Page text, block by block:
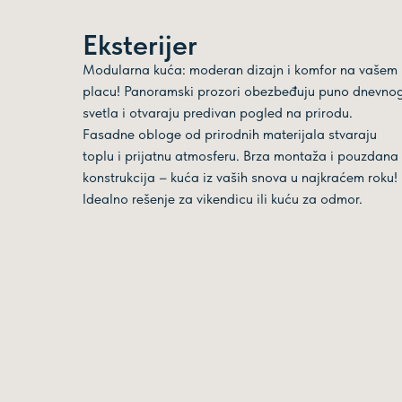
Eksterijer
Modularna kuća: moderan dizajn i komfor na vašem
placu! Panoramski prozori obezbeđuju puno
svetla i otvaraju predivan pogled na prirodu.
Fasadne obloge od prirodnih materijala stvaraju
toplu i prijatnu atmosferu. Brza montaža i pouzdana
konstrukcija – kuća iz vaših snova u najkraćem roku!
Idealno rešenje za vikendicu ili kuću za odmor.